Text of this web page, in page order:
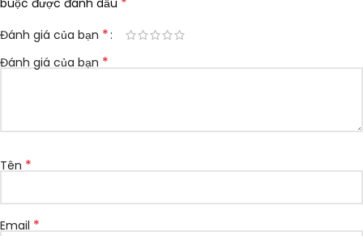
buộc được đánh dấu
Đánh giá của bạn *
Đánh giá của bạn *
Tên *
Email *